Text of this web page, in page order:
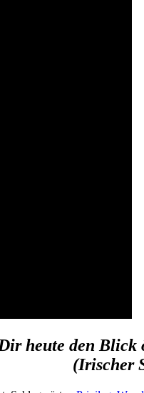
heute den Blick
(Irischer